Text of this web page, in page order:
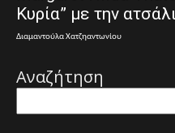
Κυρία” με την
Διαμαντούλα Χατζηαντωνίου
Αναζήτηση